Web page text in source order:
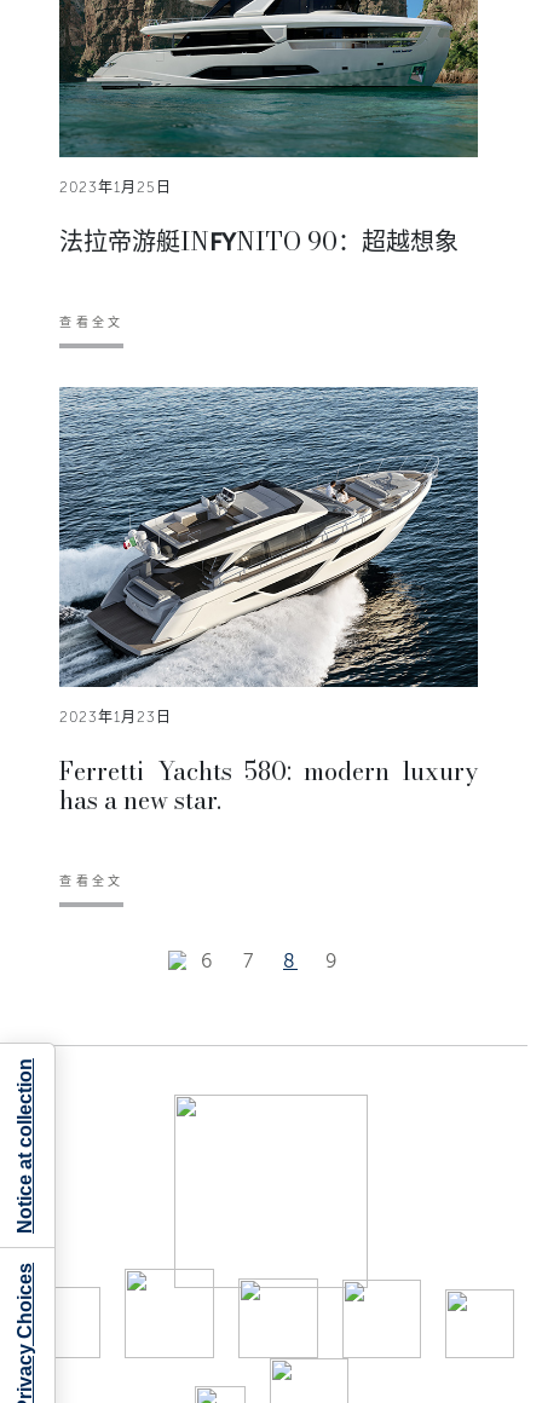
2023年1月25日
法拉帝游艇INFYNITO 90：超越想象
查看全文
2023年1月23日
Ferretti Yachts 580: modern luxury
has a new star.
查看全文
6 7 8 9
Your Privacy Choices
Notice at collection